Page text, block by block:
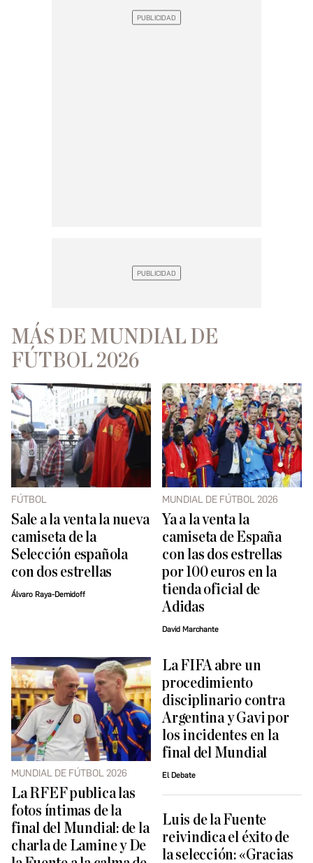
MÁS DE MUNDIAL DE
FÚTBOL 2026
FÚTBOL
Sale a la venta la nueva
camiseta de la
Selección española
con dos estrellas
Álvaro Raya-Demidoff
MUNDIAL DE FÚTBOL 2026
Ya a la venta la
camiseta de España
con las dos estrellas
por 100 euros en la
tienda oficial de
Adidas
David Marchante
MUNDIAL DE FÚTBOL 2026
La RFEF publica las
fotos íntimas de la
final del Mundial: de la
charla de Lamine y De
La FIFA abre un
procedimiento
disciplinario contra
Argentina y Gavi por
los incidentes en la
final del Mundial
El Debate
Luis de la Fuente
reivindica el éxito de
la selección: «Gracias